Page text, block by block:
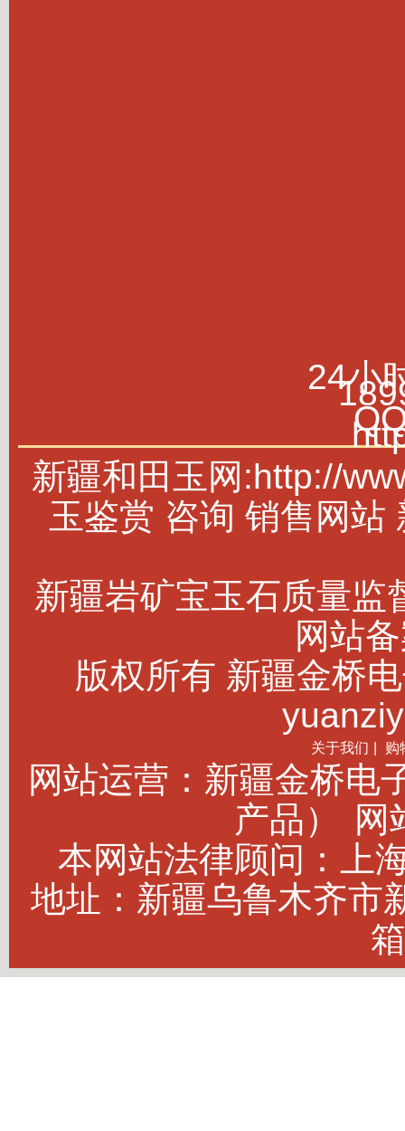
24小
新疆和田玉网:http://
玉鉴赏 咨询 销售网站
新疆岩矿宝玉石质量监
网站
版权所有 新疆金桥
关于我们 购
网站运营：新疆金桥电
产品）
网
本网站法律顾问：上
地址：新疆乌鲁木齐市